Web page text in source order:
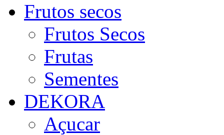
Frutos secos
Frutos Secos
Frutas
Sementes
DEKORA
Açucar